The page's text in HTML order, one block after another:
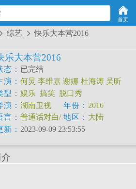
首页
 综艺  快乐大本营2016
乐大本营2016
态： 已完结
演： 何炅 李维嘉 谢娜 杜海涛 吴昕
型： 娱乐 搞笑 脱口秀
演： 湖南卫视 年份： 2016
言： 普通话对白/
文字幕
地区： 大陆
新： 2023-09-09 23:53:55